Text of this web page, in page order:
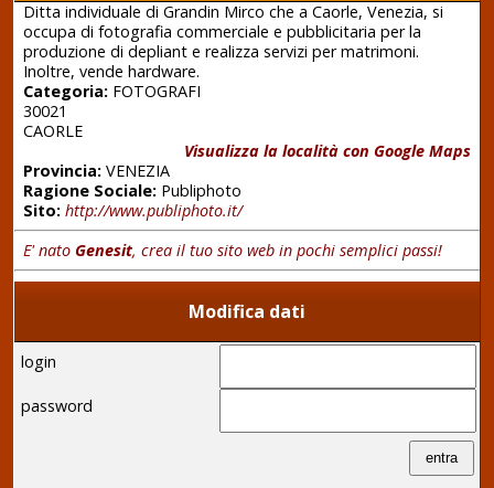
Ditta individuale di Grandin Mirco che a Caorle, Venezia, si
occupa di fotografia commerciale e pubblicitaria per la
produzione di depliant e realizza servizi per matrimoni.
Inoltre, vende hardware.
Categoria:FOTOGRAFI
30021
CAORLE
Visualizza la località con Google Maps
Provincia:VENEZIA
Ragione Sociale:Publiphoto
Sito: http://www.publiphoto.it/
E' nato Genesit, crea il tuo sito web in pochi semplici passi!
Modifica dati
login
password